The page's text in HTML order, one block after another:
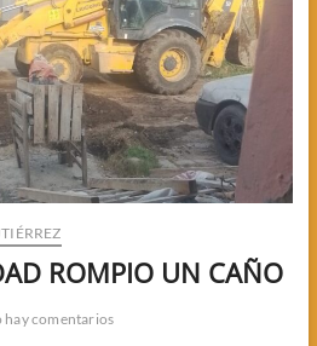
ROMPIO UN CAÑO
hay comentarios